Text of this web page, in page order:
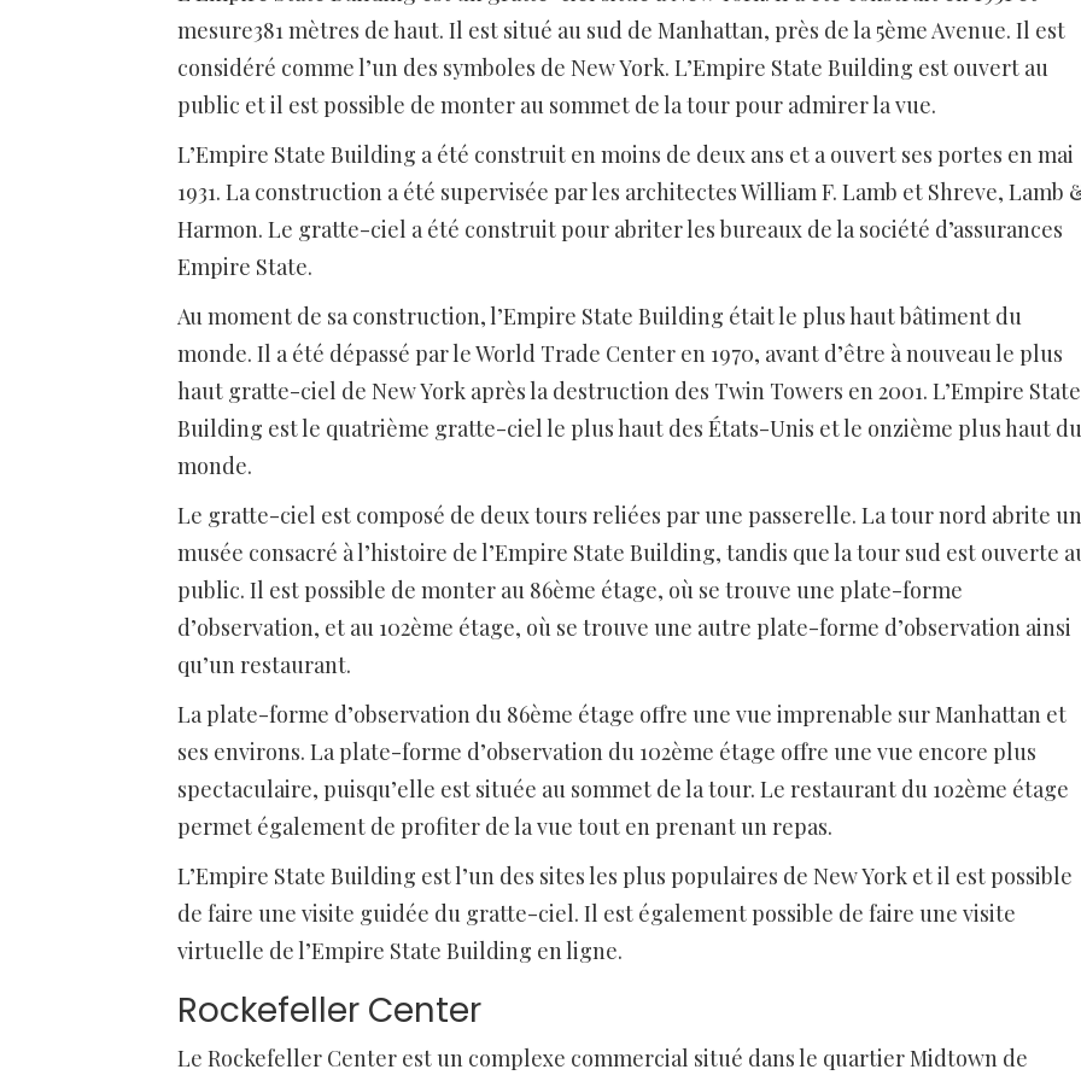
mesure381 mètres de haut. Il est situé au sud de Manhattan, près de la 5ème Avenue. Il est
considéré comme l’un des symboles de New York. L’Empire State Building est ouvert au
public et il est possible de monter au sommet de la tour pour admirer la vue.
L’Empire State Building a été construit en moins de deux ans et a ouvert ses portes en mai
1931. La construction a été supervisée par les architectes William F. Lamb et Shreve, Lamb
Harmon. Le gratte-ciel a été construit pour abriter les bureaux de la société d’assurances
Empire State.
Au moment de sa construction, l’Empire State Building était le plus haut bâtiment du
monde. Il a été dépassé par le World Trade Center en 1970, avant d’être à nouveau le plus
haut gratte-ciel de New York après la destruction des Twin Towers en 2001. L’Empire State
Building est le quatrième gratte-ciel le plus haut des États-Unis et le onzième plus haut du
monde.
Le gratte-ciel est composé de deux tours reliées par une passerelle. La tour nord abrite un
musée consacré à l’histoire de l’Empire State Building, tandis que la tour sud est ouverte
public. Il est possible de monter au 86ème étage, où se trouve une plate-forme
d’observation, et au 102ème étage, où se trouve une autre plate-forme d’observation ainsi
qu’un restaurant.
La plate-forme d’observation du 86ème étage offre une vue imprenable sur Manhattan et
ses environs. La plate-forme d’observation du 102ème étage offre une vue encore plus
spectaculaire, puisqu’elle est située au sommet de la tour. Le restaurant du 102ème étage
permet également de profiter de la vue tout en prenant un repas.
L’Empire State Building est l’un des sites les plus populaires de New York et il est possible
de faire une visite guidée du gratte-ciel. Il est également possible de faire une visite
virtuelle de l’Empire State Building en ligne.
Rockefeller Center
Le Rockefeller Center est un complexe commercial situé dans le quartier Midtown de